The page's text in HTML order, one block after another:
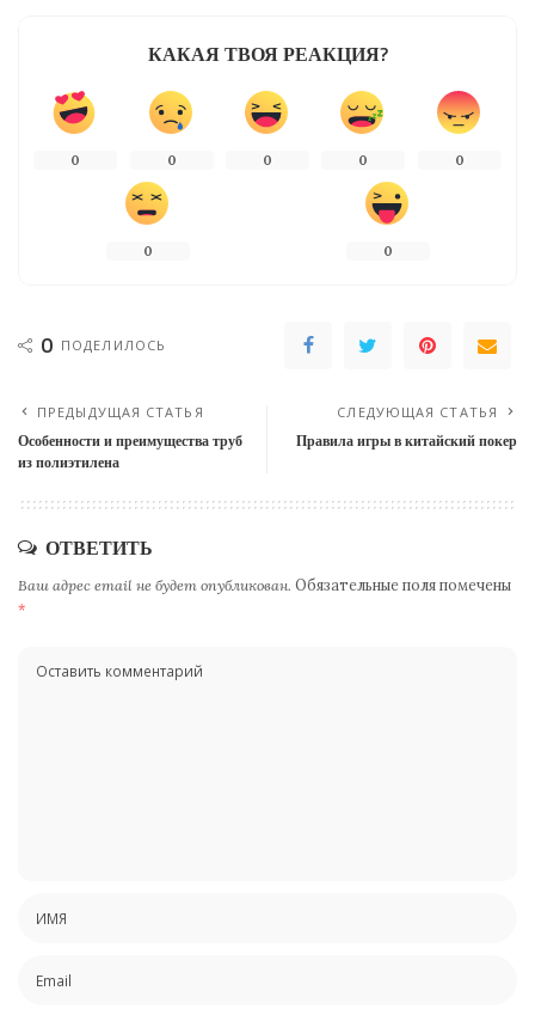
КАКАЯ ТВОЯ РЕАКЦИЯ?
0 0 0 0 0
0 0
0 ПОДЕЛИЛОСЬ
ПРЕДЫДУЩАЯ СТАТЬЯ
Особенности и преимущества труб
из полиэтилена
СЛЕДУЮЩАЯ СТАТЬЯ
Правила игры в китайский покер
ОТВЕТИТЬ
Ваш адрес email не будет опубликован. Обязательные поля помечены
*